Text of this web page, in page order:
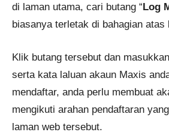
di laman utama, cari butang “ Log
biasanya terletak di bahagian atas
Klik butang tersebut dan
serta kata laluan akaun Maxis
mendaftar, anda perlu membuat
mengikuti arahan pendaftaran
laman web tersebut.